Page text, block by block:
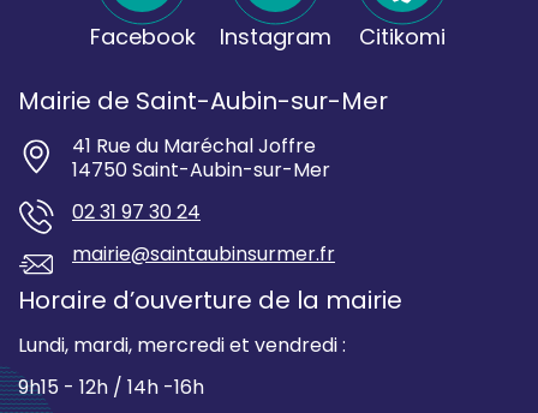
Facebook Instagram Citikomi
Mairie de Saint-Aubin-sur-Mer
41 Rue du Maréchal Joffre
14750 Saint-Aubin-sur-Mer
02 31 97 30 24
mairie@saintaubinsurmer.fr
Horaire d’ouverture de la mairie
Lundi, mardi, mercredi et vendredi :
9h15 - 12h / 14h -16h